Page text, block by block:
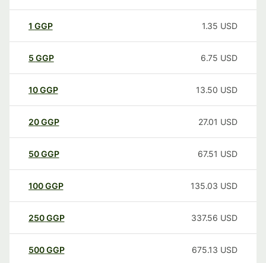
1 GGP 1.35 USD
5 GGP 6.75 USD
10GGP 13.50 USD
20GGP 27.01 USD
50GGP 67.51 USD
100GGP 135.03 USD
250GGP 337.56 USD
500GGP 675.13 USD